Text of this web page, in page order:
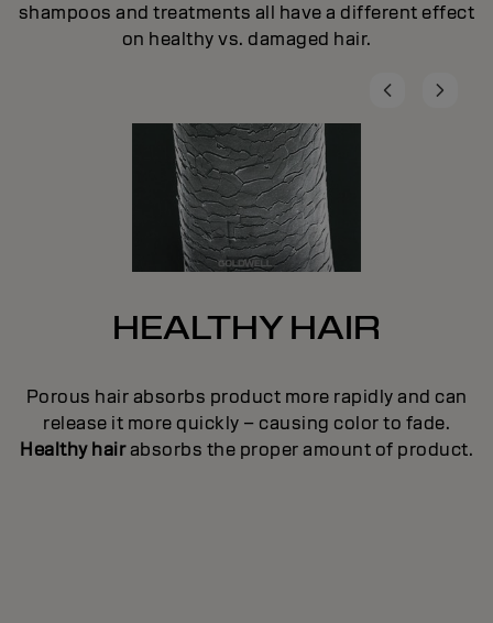
shampoos and treatments all have a different effect
on healthy vs. damaged hair.
HEALTHY HAIR
Porous hair absorbs product more rapidly and can
release it more quickly – causing color to fade.
Healthy hairabsorbs the proper amount of product.